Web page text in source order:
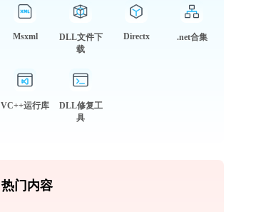
Msxml
DLL文件下
载
Directx .net合集
VC++运行库
DLL修复工
具
热门内容